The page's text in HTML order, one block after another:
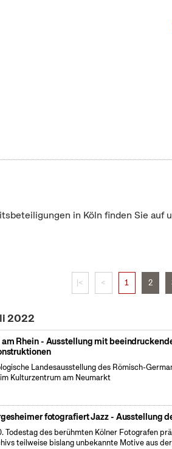
in Köln finden Sie auf
|< < 1 2
2022
am Rhein - Ausstellung mit
Landesausstellung des Römisch-
Kulturzentrum am Neumarkt
fotografiert Jazz - Ausstellung
Todestag des berühmten Kölner Fotografen
teilweise bislang unbekannte Motive aus